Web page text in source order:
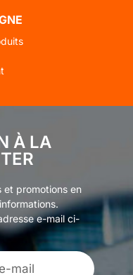
À LA
et promotions en
e-mail ci-